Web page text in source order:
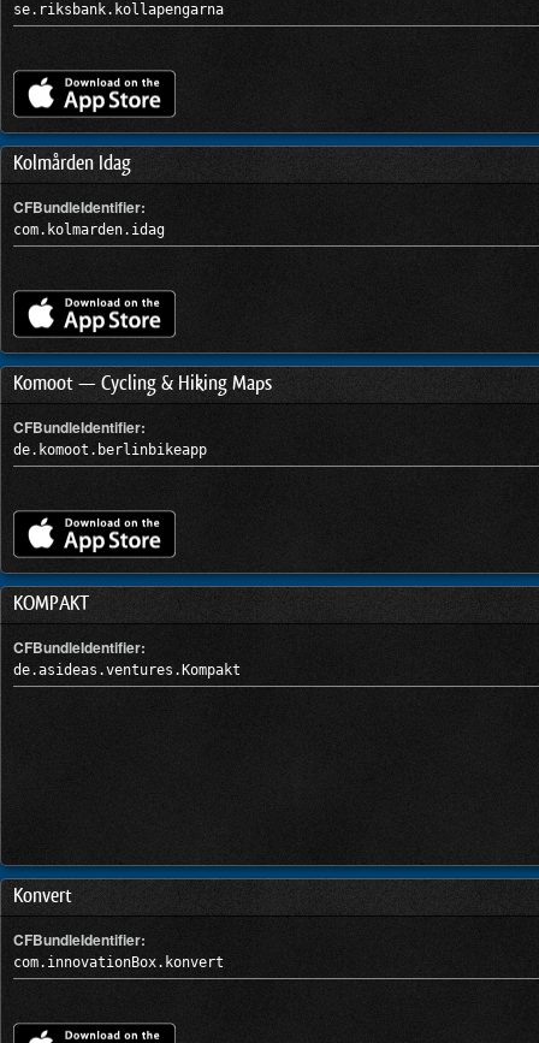
se.riksbank.kollapengarna
Kolmården Idag
CFBundleIdentifier:
com.kolmarden.idag
Komoot — Cycling & Hiking Maps
CFBundleIdentifier:
de.komoot.berlinbikeapp
KOMPAKT
CFBundleIdentifier:
de.asideas.ventures.Kompakt
Konvert
CFBundleIdentifier:
com.innovationBox.konvert